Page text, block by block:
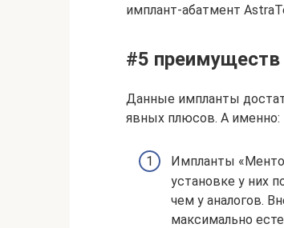
имплант-абатмент
#5
Данные импланты
явных плюсов. А именно:
Импланты
установке у них
чем у аналогов.
максимально